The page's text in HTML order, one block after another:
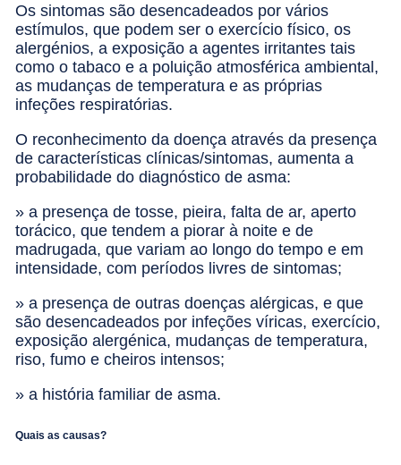
Os sintomas são desencadeados por vários
estímulos, que podem ser o exercício físico, os
alergénios, a exposição a agentes irritantes tais
como o tabaco e a poluição atmosférica ambiental,
as mudanças de temperatura e as próprias
infeções respiratórias.
O reconhecimento da doença através da presença
de características clínicas/sintomas, aumenta a
probabilidade do diagnóstico de asma:
» a presença de tosse, pieira, falta de ar, aperto
torácico, que tendem a piorar à noite e de
madrugada, que variam ao longo do tempo e em
intensidade, com períodos livres de sintomas;
» a presença de outras doenças alérgicas, e que
são desencadeados por infeções víricas, exercício,
exposição alergénica, mudanças de temperatura,
riso, fumo e cheiros intensos;
» a história familiar de asma.
Quais as causas?